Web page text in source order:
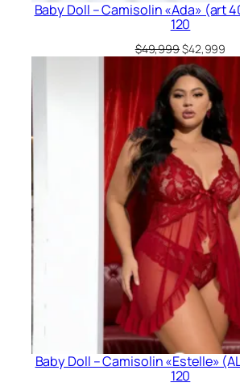
Baby Doll – Camisolin «Ada» (art
120
$49,999El
precio
original
era:
$49,999.
$42,999
Baby Doll – Camisolin «Estelle»
120